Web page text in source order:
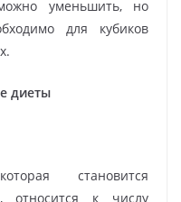
уменьшить, но
для кубиков
диеты
становится
относится к числу